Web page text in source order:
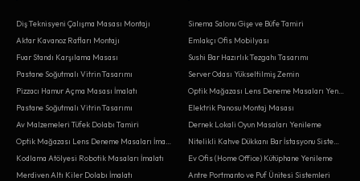
Diş Teknisyeni Çalışma Masası Montajı
Aktar Kavanoz Rafları Montajı
Fuar Standı Karşılama Masası
Pastane Soğutmalı Vitrin Tasarımı
Pizzacı Hamur Açma Masası İmalatı
Pastane Soğutmalı Vitrin Tasarımı
Av Malzemeleri Tüfek Dolabı Tamiri
Kodlama Atölyesi Robotik Masaları İmalatı
Merdiven Altı Kiler Dolabı İmalatı
Sinema Salonu Gişe ve Büfe Tamiri
Emlakçı Ofis Mobilyası
Sushi Bar Hazırlık Tezgahı Tasarımı
Server Odası Yükseltilmiş Zemin
Elektrik Panosu Montaj Masası
Dernek Lokali Oyun Masaları Yenileme
Ev Ofis (Home Office) Kütüphane Yenileme
Antre Portmanto ve Puf Ünitesi Sistemleri